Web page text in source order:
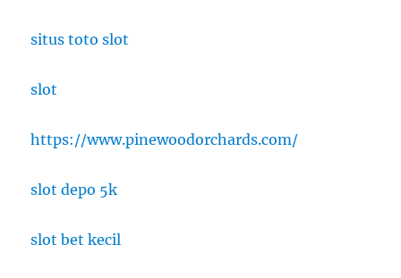
situs toto slot
slot
https://www.pinewoodorchards.com/
slot depo 5k
slot bet kecil